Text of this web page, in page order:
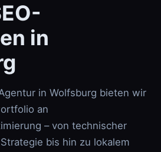
in
in Wolfsburg bieten wir
an
– von technischer
bis hin zu lokalem